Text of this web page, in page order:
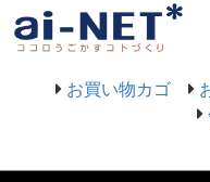
お買い物カゴ